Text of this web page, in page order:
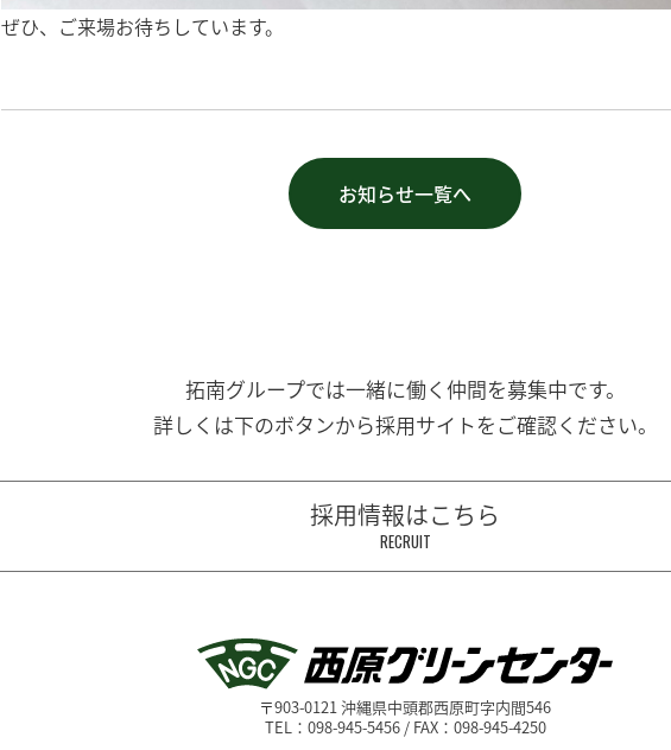
ぜひ、ご来場お待ちしています。
お知らせ一覧へ
拓南グループでは一緒に働く 仲間を募集中です。
詳しくは下のボタンから採用サイトをご確認ください。
採用情報はこちら
RECRUIT
〒903-0121 沖縄県中頭郡西原町字内間546
TEL：098-945-5456 / FAX：098-945-4250